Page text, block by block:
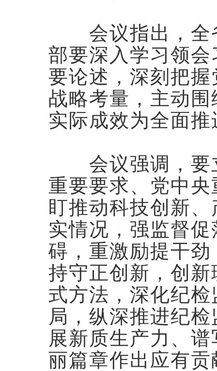
会议指出，全
部要深入学习领
要论述，深刻把
战略考量，主动
实际成效为全面
会议强调，要
重要要求、党中
盯推动科技创新
实情况，强监督
碍，重激励提干
持守正创新，创
式方法，深化纪
局，纵深推进纪
展新质生产力、
丽篇章作出应有贡